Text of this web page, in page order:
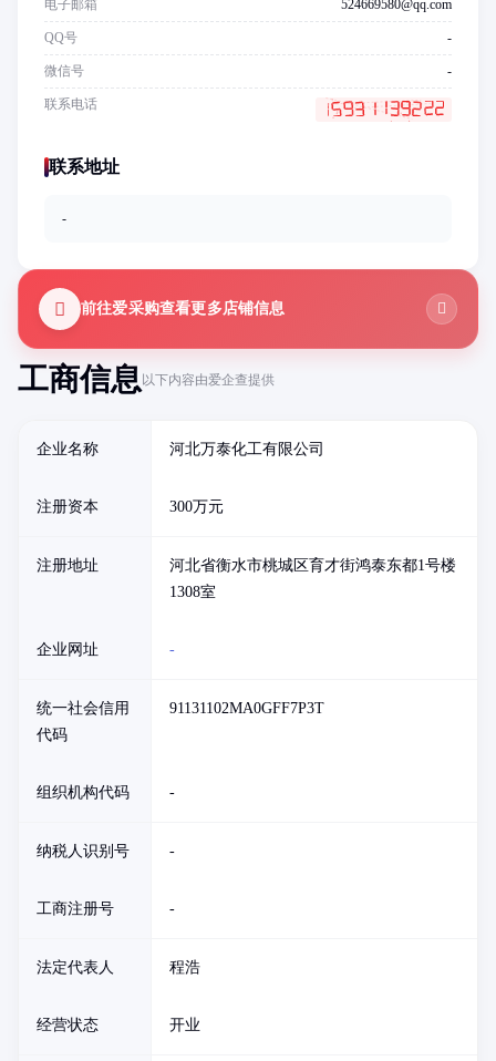
工商信息以下内容由爱企查提供
企业名称 河北万泰化工有限公司
注册资本 300万元
注册地址
河北省衡水市桃城区育才街鸿泰东都1号楼
1308室
企业网址 -
统一社会信用
代码
91131102MA0GFF7P3T
组织机构代码 -
纳税人识别号 -
工商注册号 -
法定代表人 程浩
经营状态 开业
电子邮箱 524669580@qq.com
QQ号 -
微信号 -
联系电话
联系地址
-
前往爱采购查看更多店铺信息